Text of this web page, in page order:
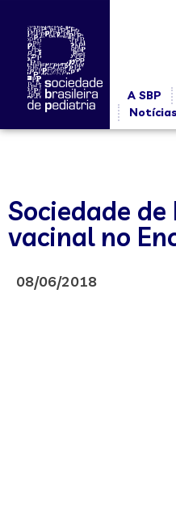
A SBP
Sociedade
vacinal no
08/06/2018